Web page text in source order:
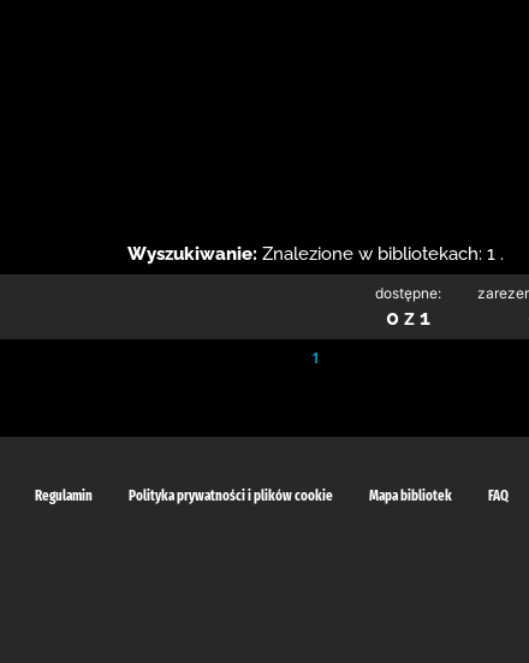
Wyszukiwanie: Znalezione w bibliotekach: 1 .
dostępne:
0 z 1
1
Regulamin Polityka prywatności i plików cookie Mapa bibliotek FAQ